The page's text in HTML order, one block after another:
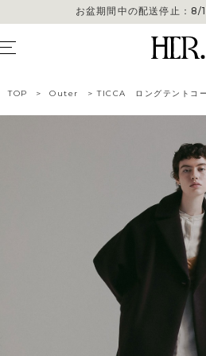
お盆期間中の配送停止：8/
お盆期間中の配送停止：8/
TOP > Outer > TICCA ロングテントコ